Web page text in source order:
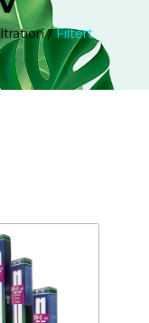
Filtert